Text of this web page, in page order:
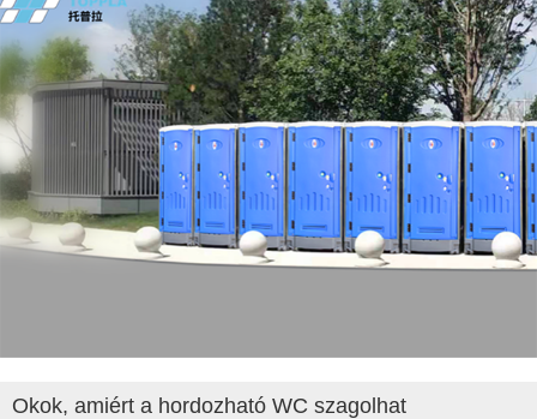
Okok, amiért a hordozható WC szagolhat